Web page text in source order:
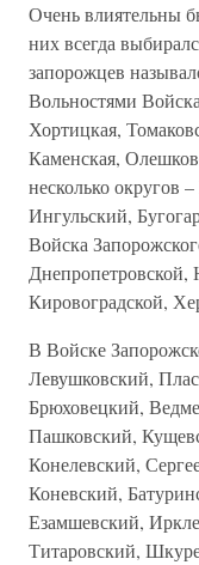
Очень влиятельны
них всегда
запорожцев
Вольностями
Хортицкая,
Каменская,
несколько округов
Ингульский,
Войска
Днепропетровской,
Кировоградской,
В Войске
Левушковский,
Брюховецкий,
Пашковский,
Конелевский,
Коневский,
Езамшевский,
Титаровский,